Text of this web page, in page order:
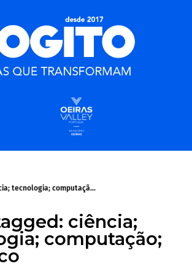
tecnologia; computaçã...
ciência;
computação;